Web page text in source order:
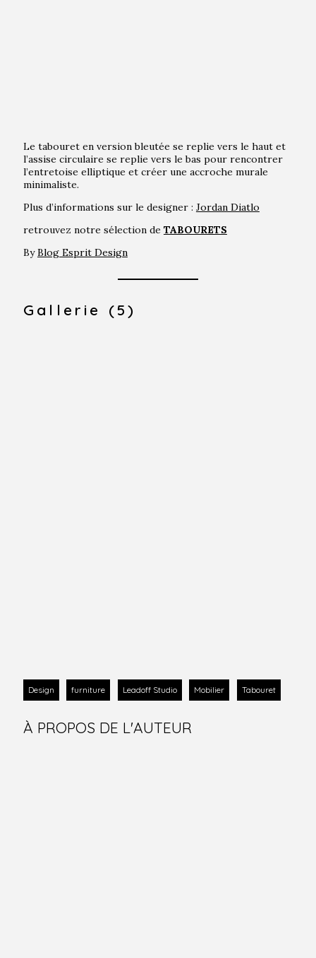
Le tabouret en version bleutée se replie vers le haut et
l’assise circulaire se replie vers le bas pour rencontrer
l’entretoise elliptique et créer une accroche murale
minimaliste.
Plus d’informations sur le designer : Jordan Diatlo
retrouvez notre sélection de TABOURETS
ByBlog Esprit Design
Gallerie (5)
Design furniture Leadoff Studio Mobilier Tabouret
À PROPOS DE L'AUTEUR